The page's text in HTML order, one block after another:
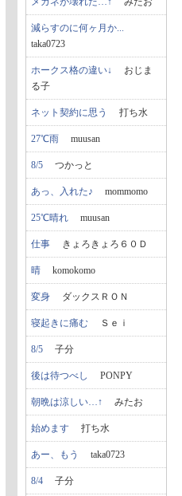
減らすのに何ヶ月か...
taka0723
ホークス格の違い↓ おじま
る子
ネット契約に思う 打ち水
27℃雨 muusan
8/5 つかっと
あっ、入れた♪ mommomo
25℃晴れ muusan
仕事 きょろきょろ６０Ｄ
晴 komokomo
変身 ダックスＲＯＮ
寝起きに痛む Ｓｅｉ
8/5 子分
後は待つべし PONPY
朝晩は涼しい…↑ みたお
始めます 打ち水
あー、もう taka0723
8/4 子分